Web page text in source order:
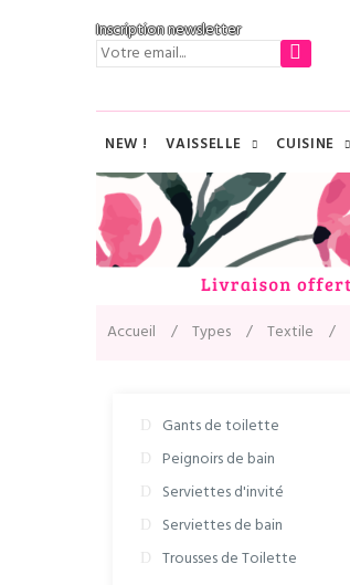
Inscription newsletter
NEW ! VAISSELLE CUISINE
Accueil Types Textile
Gants de toilette
Peignoirs de bain
Serviettes d'invité
Serviettes de bain
Trousses de Toilette